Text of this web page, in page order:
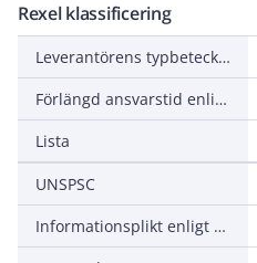
Rexel klassificering
Leverantörens typbeteckning
Förlängd ansvarstid enligt ALEM-09
Lista
UNSPSC
Informationsplikt enligt REACH